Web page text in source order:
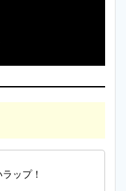
ップ！